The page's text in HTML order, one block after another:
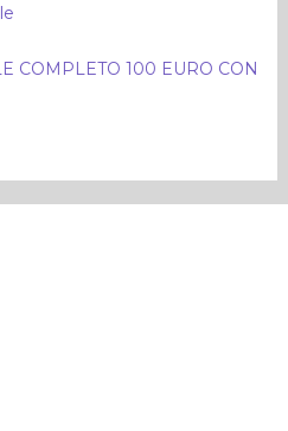
COMPLETO 100 EURO CON